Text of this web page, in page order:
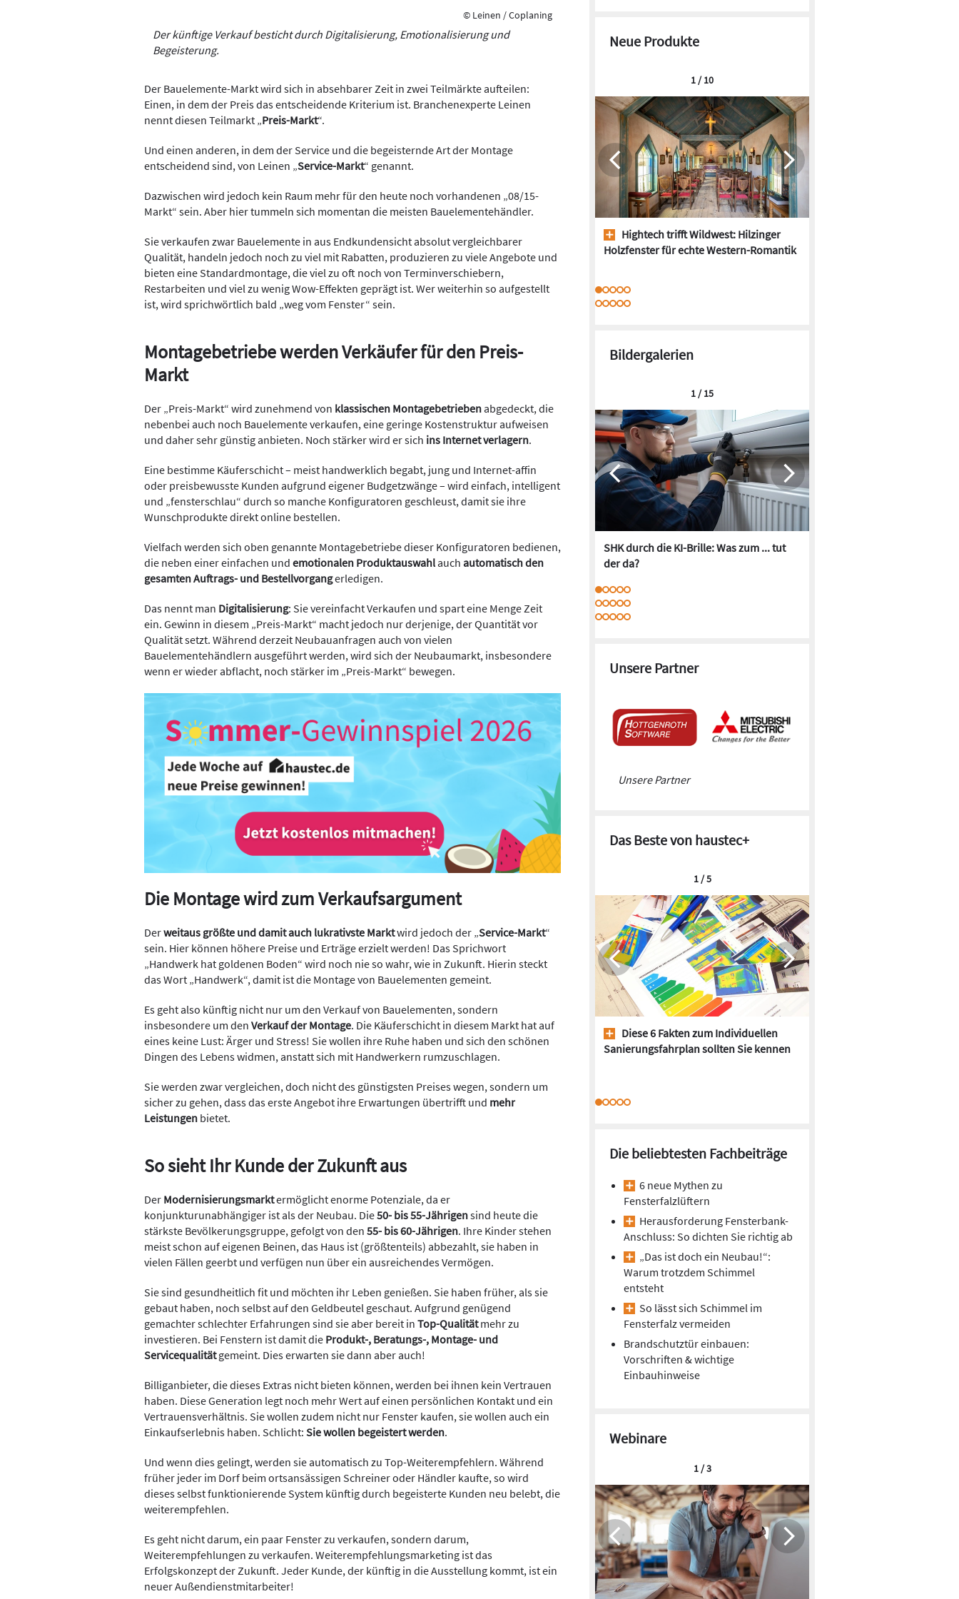
© Leinen / Coplaning
Der künftige Verkauf besticht durch Digitalisierung, Emotionalisierung und
Begeisterung.
Der Bauelemente-Markt wird sich in absehbarer Zeit in zwei Teilmärkte aufteilen:
Einen, in dem der Preis das entscheidende Kriterium ist. Branchenexperte Leinen
nennt diesen Teilmarkt „Preis-Markt“.
Und einen anderen, in dem der Service und die begeisternde Art der Montage
entscheidend sind, von Leinen „Service-Markt“ genannt.
Dazwischen wird jedoch kein Raum mehr für den heute noch vorhandenen „08/15-
Markt“ sein. Aber hier tummeln sich momentan die meisten Bauelementehändler.
Sie verkaufen zwar Bauelemente in aus Endkundensicht absolut vergleichbarer
Qualität, handeln jedoch noch zu viel mit Rabatten, produzieren zu viele Angebote und
bieten eine Standardmontage, die viel zu oft noch von Terminverschiebern,
Restarbeiten und viel zu wenig Wow-Effekten geprägt ist. Wer weiterhin so aufgestellt
ist, wird sprichwörtlich bald „weg vom Fenster“ sein.
Montagebetriebe werden Verkäufer für den Preis-
Markt
Der „Preis-Markt“ wird zunehmend von klassischen Montagebetriebenabgedeckt, die
nebenbei auch noch Bauelemente verkaufen, eine geringe Kostenstruktur aufweisen
und daher sehr günstig anbieten. Noch stärker wird er sich ins Internet verlagern.
Eine bestimme Käuferschicht – meist handwerklich begabt, jung und Internet-affin
oder preisbewusste Kunden aufgrund eigener Budgetzwänge – wird einfach, intelligent
und „fensterschlau“ durch so manche Konfiguratoren geschleust, damit sie ihre
Wunschprodukte direkt online bestellen.
Vielfach werden sich oben genannte Montagebetriebe dieser Konfiguratoren bedienen,
die neben einer einfachen und emotionalen Produktauswahlauch automatisch den
gesamten Auftrags- und Bestellvorgangerledigen.
Das nennt man Digitalisierung: Sie vereinfacht Verkaufen und spart eine Menge Zeit
ein. Gewinn in diesem „Preis-Markt“ macht jedoch nur derjenige, der Quantität vor
Qualität setzt. Während derzeit Neubauanfragen auch von vielen
Bauelementehändlern ausgeführt werden, wird sich der Neubaumarkt, insbesondere
wenn er wieder abflacht, noch stärker im „Preis-Markt“ bewegen.
Die Montage wird zum Verkaufsargument
Derweitaus größte und damit auch lukrativste Marktwird jedoch der „Service-Markt“
sein. Hier können höhere Preise und Erträge erzielt werden! Das Sprichwort
„Handwerk hat goldenen Boden“ wird noch nie so wahr, wie in Zukunft. Hierin steckt
das Wort „Handwerk“, damit ist die Montage von Bauelementen gemeint.
Es geht also künftig nicht nur um den Verkauf von Bauelementen, sondern
insbesondere um den Verkauf der Montage. Die Käuferschicht in diesem Markt hat auf
eines keine Lust: Ärger und Stress! Sie wollen ihre Ruhe haben und sich den schönen
Dingen des Lebens widmen, anstatt sich mit Handwerkern rumzuschlagen.
Sie werden zwar vergleichen, doch nicht des günstigsten Preises wegen, sondern um
sicher zu gehen, dass das erste Angebot ihre Erwartungen übertrifft und mehr
Leistungen bietet.
So sieht Ihr Kunde der Zukunft aus
Der Modernisierungsmarktermöglicht enorme Potenziale, da er
konjunkturunabhängiger ist als der Neubau. Die50- bis 55-Jährigensind heute die
stärkste Bevölkerungsgruppe, gefolgt von den 55- bis 60-Jährigen. Ihre Kinder stehen
meist schon auf eigenen Beinen, das Haus ist (größtenteils) abbezahlt, sie haben in
vielen Fällen geerbt und verfügen nun über ein ausreichendes Vermögen.
Sie sind gesundheitlich fit und möchten ihr Leben genießen. Sie haben früher, als sie
gebaut haben, noch selbst auf den Geldbeutel geschaut. Aufgrund genügend
gemachter schlechter Erfahrungen sind sie aber bereit in Top-Qualitätmehr zu
investieren. Bei Fenstern ist damit die Produkt-, Beratungs-, Montage- und
Servicequalitätgemeint. Dies erwarten sie dann aber auch!
Billiganbieter, die dieses Extras nicht bieten können, werden bei ihnen kein Vertrauen
haben. Diese Generation legt noch mehr Wert auf einen persönlichen Kontakt und ein
Vertrauensverhältnis. Sie wollen zudem nicht nur Fenster kaufen, sie wollen auch ein
Einkaufserlebnis haben. Schlicht: Sie wollen begeistert werden.
Und wenn dies gelingt, werden sie automatisch zu Top-Weiterempfehlern. Während
früher jeder im Dorf beim ortsansässigen Schreiner oder Händler kaufte, so wird
dieses selbst funktionierende System künftig durch begeisterte Kunden neu belebt, die
weiterempfehlen.
Es geht nicht darum, ein paar Fenster zu verkaufen, sondern darum,
Weiterempfehlungen zu verkaufen. Weiterempfehlungsmarketing ist das
Erfolgskonzept der Zukunft. Jeder Kunde, der künftig in die Ausstellung kommt, ist ein
neuer Außendienstmitarbeiter!
Neue Produkte
Hightech trifft Wildwest: Hilzinger
Holzfenster für echte Western-Romantik
1 / 10
Bildergalerien
SHK durch die KI-Brille: Was zum ... tut
der da?
1 / 15
Unsere Partner
Unsere Partner
Das Beste von haustec+
Diese 6 Fakten zum Individuellen
Sanierungsfahrplan sollten Sie kennen
1 / 5
Die beliebtesten Fachbeiträge
6 neue Mythen zu
Fensterfalzlüftern
Herausforderung Fensterbank-
Anschluss: So dichten Sie richtig ab
„Das ist doch ein Neubau!“:
Warum trotzdem Schimmel
entsteht
So lässt sich Schimmel im
Fensterfalz vermeiden
Brandschutztür einbauen:
Vorschriften & wichtige
Einbauhinweise
Webinare
1 / 3